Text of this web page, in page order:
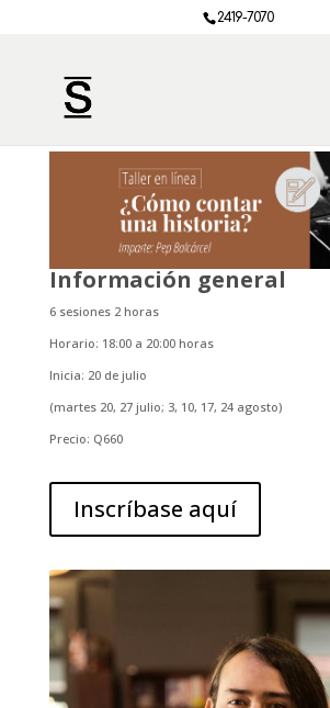
2419-7070
Información general
6 sesiones 2 horas
Horario: 18:00 a 20:00 horas
Inicia: 20 de julio
(martes 20, 27 julio; 3, 10, 17, 24 agosto)
Precio: Q660
Inscríbase aquí